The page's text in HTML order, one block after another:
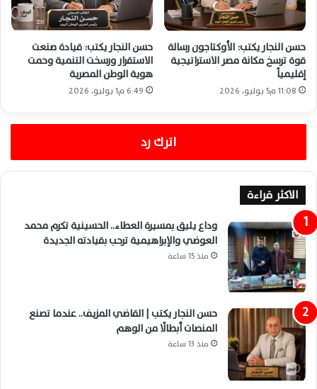
حسن النجار يكتب: الأوكتاجون رسالة
قوة ترسخ مكانة مصر الاستراتيجية
إقليمياً
11:08 م5 يوليو، 2026
حسن النجار يكتب: قيادة صنعت
الاستقرار ورسخت التنمية وحمت
هوية الوطن المصرية
6:49 م1 يوليو، 2026
اترك رد
الاكثر قراءة
وداع يليق بمسيرة العطاء.. الحسينية تكرم محمد
العوضي والإبراهيمية ترحب بقيادته الجديدة
منذ 15 ساعة
حسن النجار يكتب | القاضي المزيف.. عندما تصنع
المنصات أبطالًا من الوهم
منذ 13 ساعة